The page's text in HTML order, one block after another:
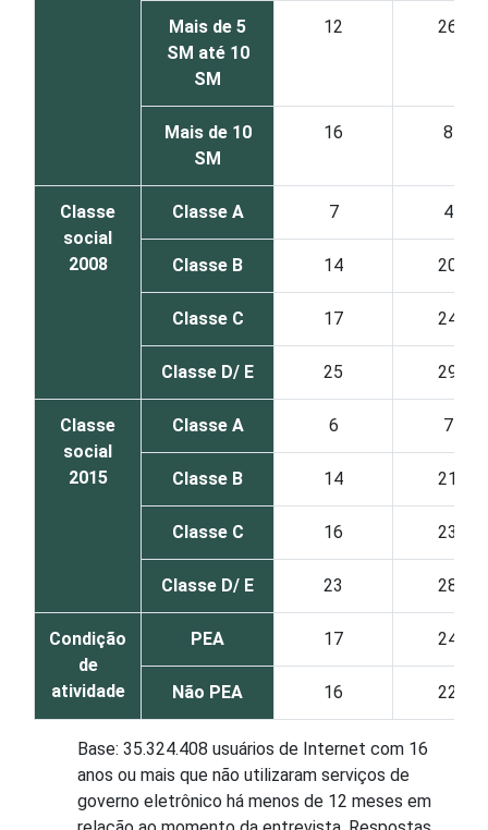
Mais de 5
SM até 10
SM
12 26
Mais de 10
SM
16 8
Classe
social
2008
Classe A 7 4
Classe B 14 20
Classe C 17 24
Classe D/ E 25 29
Classe
social
2015
Classe A 6 7
Classe B 14 21
Classe C 16 23
Classe D/ E 23 28
Condição
de
atividade
PEA 17 24
Não PEA 16 22
Base: 35.324.408 usuários de Internet com 16
anos ou mais que não utilizaram serviços de
governo eletrônico há menos de 12 meses em